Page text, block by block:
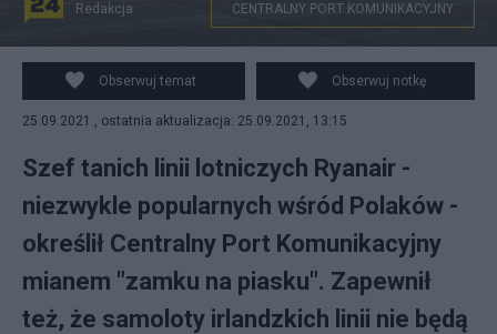
Ryanair bojkotuje pomysł budowy Centralnego Portu
Komunikacyjnego.
Redakcja CENTRALNY PORT KOMUNIKACYJNY
Obserwuj temat Obserwuj notkę
25.09.2021 , ostatnia aktualizacja: 25.09.2021, 13:15
Szef tanich linii lotniczych Ryanair -
niezwykle popularnych wśród Polaków -
określił Centralny Port Komunikacyjny
mianem "zamku na piasku". Zapewnił
też, że samoloty irlandzkich linii nie będą